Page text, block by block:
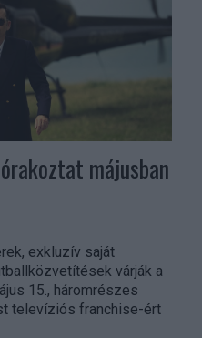
májusban
exkluzív saját
várják a
15., háromrészes
televíziós franchise-ért